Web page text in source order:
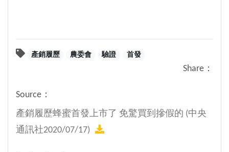
產銷履歷 農委會 驗證 首發
Share：
Source：
產銷履歷蜂蜜首發上市了 免驚買到摻假的 (中央
通訊社2020/07/17)